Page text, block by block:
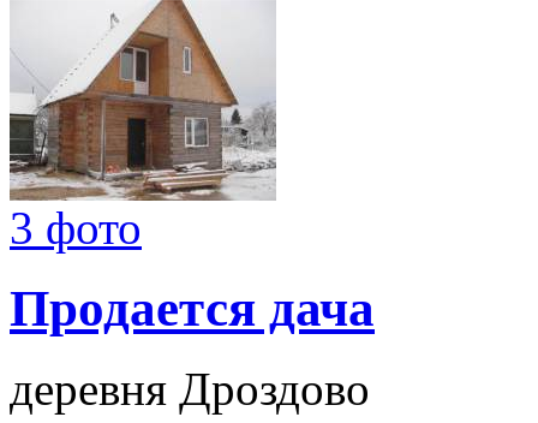
3 фото
Продается дача
деревня Дроздово